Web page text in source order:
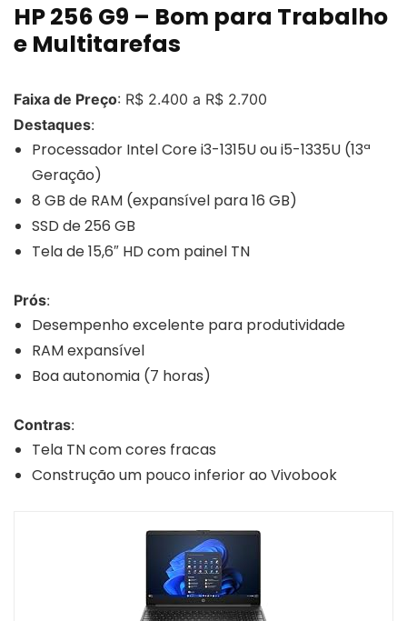
HP 256 G9 – Bom para Trabalho
e Multitarefas
Faixa de Preço: R$ 2.400 a R$ 2.700
Destaques:
Processador Intel Core i3-1315U ou i5-1335U (13ª
Geração)
8 GB de RAM (expansível para 16 GB)
SSD de 256 GB
Tela de 15,6″ HD com painel TN
Prós:
Desempenho excelente para produtividade
RAM expansível
Boa autonomia (7 horas)
Contras:
Tela TN com cores fracas
Construção um pouco inferior ao Vivobook